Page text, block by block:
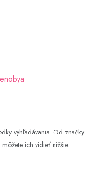
vyhľadávania. Od značky
ich vidieť nižšie.